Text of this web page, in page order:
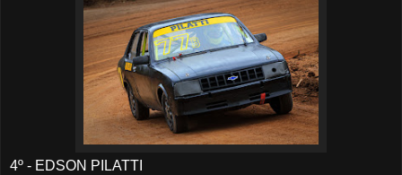
4º - EDSON PILATTI